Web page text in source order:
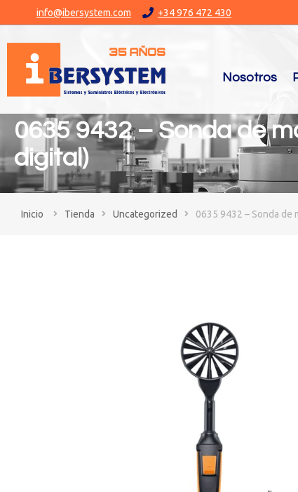
info@ibersystem.com +34 976 472 430
Nosotros
0635 9432 – Sonda de
digital)
You are here:
Tienda Uncategorized 0635 9432 – Sonda de